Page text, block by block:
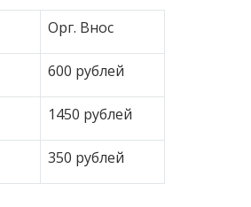
Орг. Внос
600 рублей
1450 рублей
350 рублей